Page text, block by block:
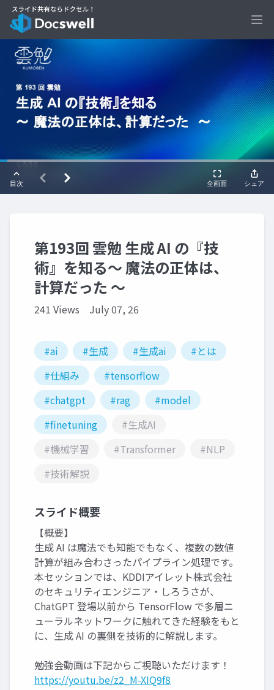
第193回 雲勉 生成 AI の『技
術』を知る〜 魔法の正体は、
計算だった 〜
241 Views July 07, 26
#ai #生成 #生成ai
#とは
#仕組み
#tensorflow
#chatgpt
#rag
#model
#finetuning
#生成AI
#機械学習
#Transformer
#NLP
#技術解説
スライド概要
【概要】
生成 AI は魔法でも知能でもなく、複数の数値
計算が組み合わさったパイプライン処理です。
本セッションでは、KDDIアイレット株式会社
のセキュリティエンジニア・しろうさが、
ChatGPT 登場以前から TensorFlow で多層ニ
ューラルネットワークに触れてきた経験をもと
に、生成 AI の裏側を技術的に解説します。
勉強会動画は下記からご視聴いただけます！
https://youtu.be/z2_M-XIQ9f8